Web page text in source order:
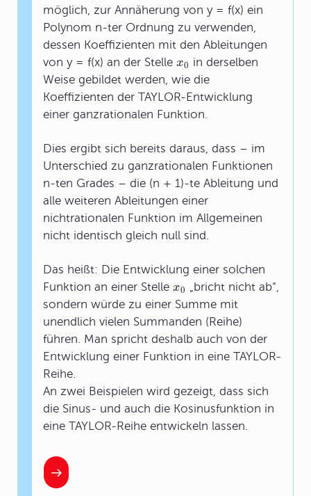
möglich, zur Annäherung von y = f(x) ein
Polynom n-ter Ordnung zu verwenden,
dessen Koeffizienten mit den Ableitungen
von y = f(x) an der Stelle x0 in derselben
Weise gebildet werden, wie die
Koeffizienten der TAYLOR-Entwicklung
einer ganzrationalen Funktion.
Dies ergibt sich bereits daraus, dass – im
Unterschied zu ganzrationalen Funktionen
n-ten Grades – die (n + 1)-te Ableitung und
alle weiteren Ableitungen einer
nichtrationalen Funktion im Allgemeinen
nicht identisch gleich null sind.
Das heißt: Die Entwicklung einer solchen
Funktion an einer Stelle x0 „bricht nicht ab“,
sondern würde zu einer Summe mit
unendlich vielen Summanden (Reihe)
führen. Man spricht deshalb auch von der
Entwicklung einer Funktion in eine TAYLOR-
Reihe.
An zwei Beispielen wird gezeigt, dass sich
die Sinus- und auch die Kosinusfunktion in
eine TAYLOR-Reihe entwickeln lassen.